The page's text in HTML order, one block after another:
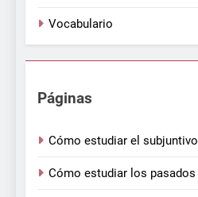
Vocabulario
Páginas
Cómo estudiar el subjuntivo
Cómo estudiar los pasados